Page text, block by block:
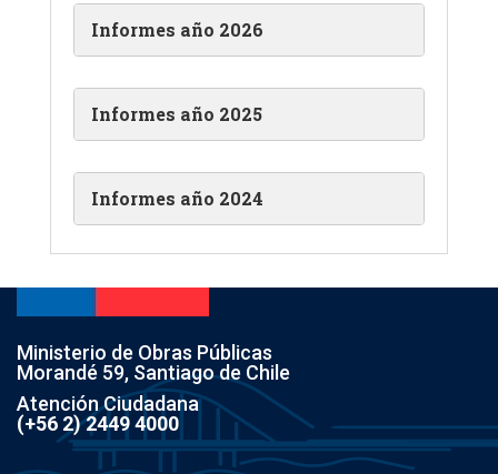
Informes año 2026
Informes año 2025
Informes año 2024
Ministerio de Obras Públicas
Morandé 59, Santiago de Chile
Atención Ciudadana
(+56 2) 2449 4000